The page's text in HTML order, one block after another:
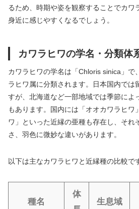
るため、時期や姿を観察することでカワ
身近に感じやすくなるでしょう。
カワラヒワの学名・分類体
カワラヒワの学名は「Chloris sinica」で
ラヒワ属に分類されます。日本国内では
すが、北海道など一部地域では季節によ
もあります。国内には「オオカワラヒワ
ワ」といった近縁の亜種も存在し、それ
さ、羽色に微妙な違いがあります。
以下は主なカワラヒワと近縁種の比較で
種名
体
生息域